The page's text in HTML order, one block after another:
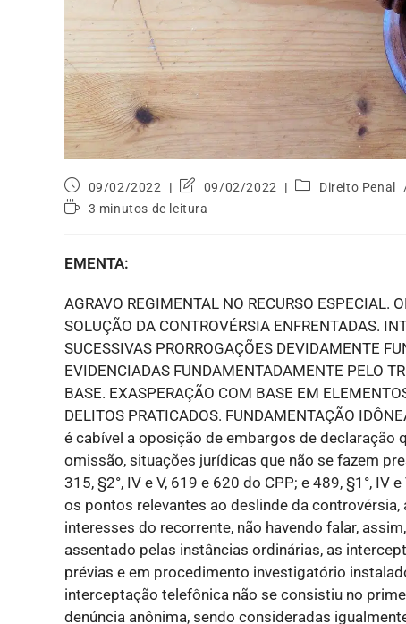
09/02/2022 09/02/2022 Direito Penal
3 minutos de leitura
EMENTA:
AGRAVO REGIMENTAL NO RECURSO ESPECIAL.
SOLUÇÃO DA CONTROVÉRSIA ENFRENTADAS.
SUCESSIVAS PRORROGAÇÕES DEVIDAMENTE
EVIDENCIADAS FUNDAMENTADAMENTE PELO
BASE. EXASPERAÇÃO COM BASE EM
DELITOS PRATICADOS. FUNDAMENTAÇÃO
é cabível a oposição de embargos de declaração
omissão, situações jurídicas que não se fazem
315, §2°, IV e V, 619 e 620 do CPP; e 489, §1°,
os pontos relevantes ao deslinde da
interesses do recorrente, não havendo falar,
assentado pelas instâncias ordinárias, as
prévias e em procedimento investigatório
interceptação telefônica não se consistiu no
denúncia anônima, sendo consideradas